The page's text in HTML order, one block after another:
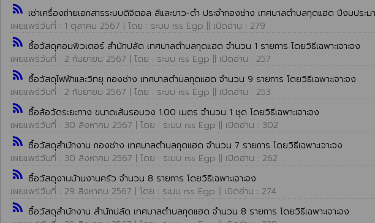
rss_feed เช่าเครื่องถ่ายเอกสารระบบดิจิตอล สีและขาว-ดำ ประจำกองช่าง เทศบาลตำบลกุดแฮด ปีงบประ
เผยแพร่วันที่ : 1 ตุลาคม 2567 | โดย : ระบบ rss Egp || เปิดอ่าน : 279
rss_feed ซื้อวัสดุคอมพิวเตอร์ สำนักปลัด เทศบาลตำบลกุดแฮด จำนวน 1 รายการ โดยวิธีเฉพาะเจาะจง
เผยแพร่วันที่ : 2 กันยายน 2567 | โดย : ระบบ rss Egp || เปิดอ่าน : 257
rss_feed ซื้อวัสดุไฟฟ้าและวิทยุ กองช่าง เทศบาลตำบลกุดแฮด จำนวน 9 รายการ โดยวิธีเฉพาะเจาะจง
เผยแพร่วันที่ : 2 กันยายน 2567 | โดย : ระบบ rss Egp || เปิดอ่าน : 253
rss_feed ซื้อล้อวัดระยะทาง ขนาดเส้นรอบวง 1.00 เมตร จำนวน 1 ชุด โดยวิธีเฉพาะเจาะจง
เผยแพร่วันที่ : 30 สิงหาคม 2567 | โดย : ระบบ rss Egp || เปิดอ่าน : 302
rss_feed ซื้อวัสดุสำนักงาน กองช่าง เทศบาลตำบลกุดแฮด จำนวน 7 รายการ โดยวิธีเฉพาะเจาะจง
เผยแพร่วันที่ : 30 สิงหาคม 2567 | โดย : ระบบ rss Egp || เปิดอ่าน : 262
rss_feed ซื้อวัสดุงานบ้านงานครัว จำนวน 8 รายการ โดยวิธีเฉพาะเจาะจง
เผยแพร่วันที่ : 29 สิงหาคม 2567 | โดย : ระบบ rss Egp || เปิดอ่าน : 274
rss_feed ซื้อวัสดุสำนักงาน สำนักปลัด เทศบาลตำบลกุดแฮด จำนวน 8 รายการ โดยวิธีเฉพาะเจาะจง